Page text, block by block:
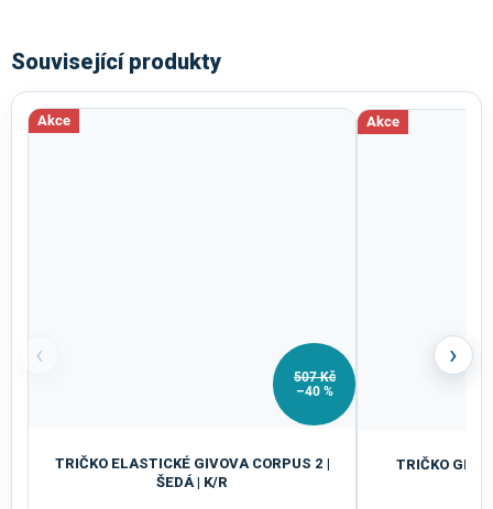
Související produkty
‹
Akce
507 Kč
–40 %
TRIČKO ELASTICKÉ GIVOVA CORPUS 2 |
ŠEDÁ | K/R
Akce
TRIČKO
›